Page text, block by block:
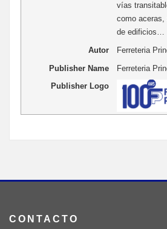
vías
como aceras,
de edificios…
Autor
Ferreteria
Publisher Name
Ferreteria
Publisher Logo
CONTACTO